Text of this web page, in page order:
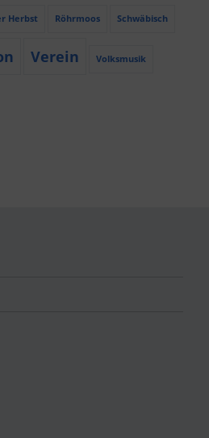
Herbst Röhrmoos Schwäbisch
Verein Volksmusik